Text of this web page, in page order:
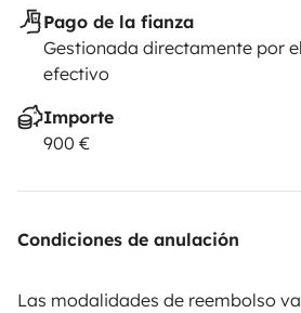
Pago de la fianza
Gestionada directamente por
efectivo
Importe
900 €
Condiciones de anulación
Las modalidades de reembolso